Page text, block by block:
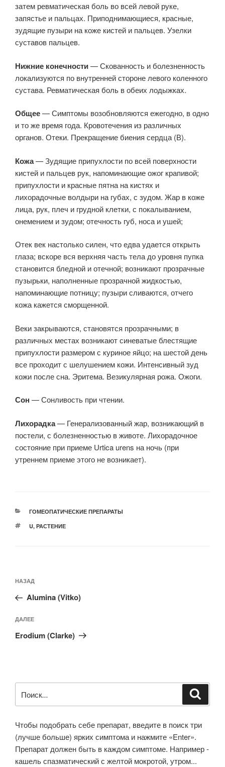
затем ревматическая боль во всей левой руке,
запястье и пальцах. Приподнимающиеся, красные,
зудящие пузыри на коже кистей и пальцев. Узелки
суставов пальцев.
Нижние конечности— Скованность и болезненность
локализуются по внутренней стороне левого коленного
сустава. Ревматическая боль в обеих лодыжках.
Общее— Симптомы возобновляются ежегодно, в одно
и то же время года. Кровотечения из различных
органов. Отеки. Прекращение биения сердца (В).
Кожа— Зудящие припухлости по всей поверхности
кистей и пальцев рук, напоминающие ожог крапивой;
припухлости и красные пятна на кистях и
лихорадочные волдыри на губах, с зудом. Жар в коже
лица, рук, плеч и грудной клетки, с покалыванием,
онемением и зудом; отечность губ, носа и ушей;
Отек век настолько силен, что едва удается открыть
глаза; вскоре вся верхняя часть тела до уровня пупка
становится бледной и отечной; возникают прозрачные
пузырьки, наполненные прозрачной жидкостью,
напоминающие потницу; пузыри сливаются, отчего
кожа кажется сморщенной.
Веки закрываются, становятся прозрачными; в
различных местах возникают синеватые блестящие
припухлости размером с куриное яйцо; на шестой день
все проходит с шелушением кожи. Интенсивный зуд
кожи после сна. Эритема. Везикулярная рожа. Ожоги.
Сон — Сонливость при чтении.
Лихорадка— Генерализованный жар, возникающий в
постели, с болезненностью в животе. Лихорадочное
состояние при приеме Urtica urens на ночь (при
утреннем приеме этого не возникает).
РУБРИКИ
ГОМЕОПАТИЧЕСКИЕ ПРЕПАРАТЫ
МЕТКИ
U, РАСТЕНИЕ
по
записям
Предыдущая
запись:
НАЗАД
Alumina (Vitko)
Следующая
запись
ДАЛЕЕ
Erodium (Clarke)
Чтобы подобрать себе препарат, введите в поиск три
(лучше больше) ярких симптома и нажмите «Enter».
Препарат должен быть в каждом симптоме. Например -
кашель спазматический с желтой мокротой, утром...